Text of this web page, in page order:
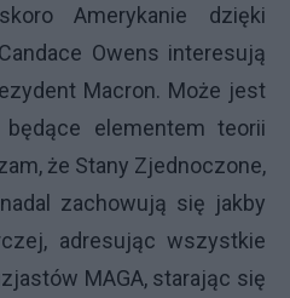
Amerykanie dzięki
Owens interesują
Macron. Może jest
elementem teorii
że Stany Zjednoczone,
zachowują się jakby
adresując wszystkie
MAGA, starając się